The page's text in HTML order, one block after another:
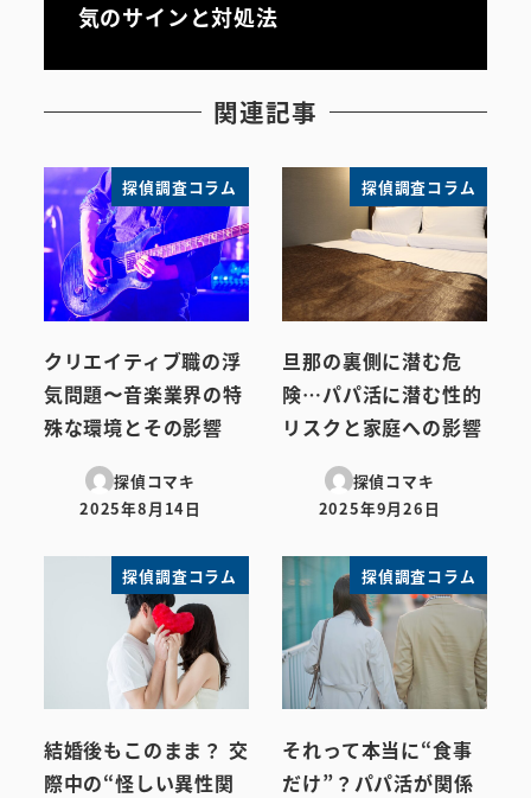
気のサインと対処法
関連記事
探偵調査コラム
クリエイティブ職の浮
気問題〜音楽業界の特
殊な環境とその影響
探偵コマキ
投稿日
2025年8月14日
探偵調査コラム
旦那の裏側に潜む危
険…パパ活に潜む性的
リスクと家庭への影響
探偵コマキ
投稿日
2025年9月26日
探偵調査コラム
結婚後もこのまま？ 交
際中の“怪しい異性関
探偵調査コラム
それって本当に“食事
だけ”？パパ活が関係